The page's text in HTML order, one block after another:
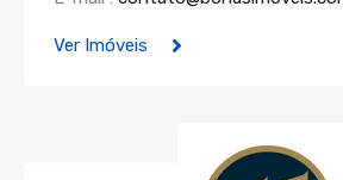
Ver Imóveis